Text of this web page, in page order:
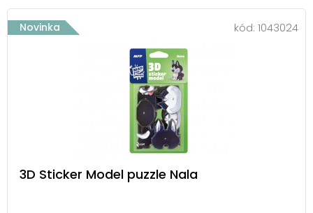
Novinka kód: 1043024
3D Sticker Model puzzle Nala